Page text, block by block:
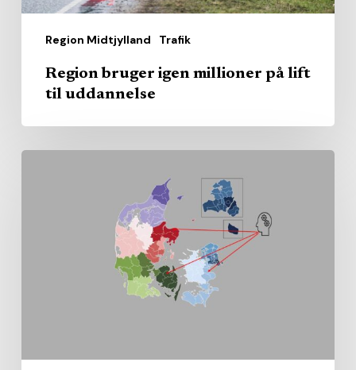
Region Midtjylland Trafik
Region bruger igen millioner på lift
til uddannelse